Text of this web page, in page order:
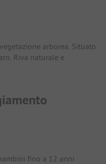
arborea. Situato
Riva naturale e
fino a 12 anni